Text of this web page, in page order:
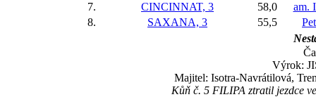
7.
CINCINNAT, 3 58,0
am.
8.
SAXANA, 3 55,5
Výrok:
Majitel: Isotra-Navrátilová,
Kůň č. 5 FILIPA ztratil jezdce